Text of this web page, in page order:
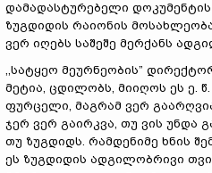
დამადასტურებელი დოკუმენტის
ზუგდიდის რაიონის
ვერ იღებს საშეშე მერქანს
,,სატყეო მეურნეობის”
მეტია, ცდილობს, მიიღოს ეს ე.
ფურცელი, მაგრამ ვერ
ჯერ ვერ გაირკვა, თუ ვის უნდა
თუ ზუგდიდს. რამდენიმე ხნის
ეს ზუგდიდის ადგილობრივი